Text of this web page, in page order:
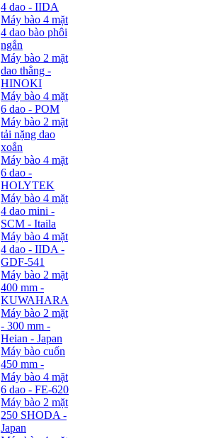
4 dao - IIDA
Máy bào 4 mặt
4 dao bào phôi
ngắn
Máy bào 2 mặt
dao thẳng -
HINOKI
Máy bào 4 mặt
6 dao - POM
Máy bào 2 mặt
tải nặng dao
xoắn
Máy bào 4 mặt
6 dao -
HOLYTEK
Máy bào 4 mặt
4 dao mini -
SCM - Itaila
Máy bào 4 mặt
4 dao - IIDA -
GDF-541
Máy bào 2 mặt
400 mm -
KUWAHARA
Máy bào 2 mặt
- 300 mm -
Heian - Japan
Máy bào cuốn
450 mm -
Máy bào 4 mặt
6 dao - FE-620
Máy bào 2 mặt
250 SHODA -
Japan